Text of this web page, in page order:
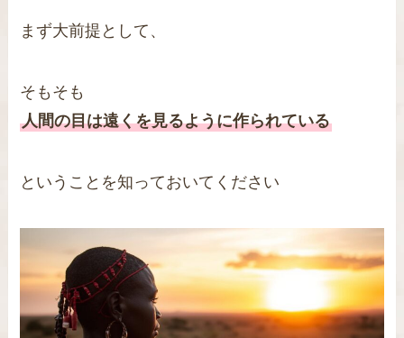
まず大前提として、
そもそも
人間の目は遠くを見るように作られている
ということを知っておいてください